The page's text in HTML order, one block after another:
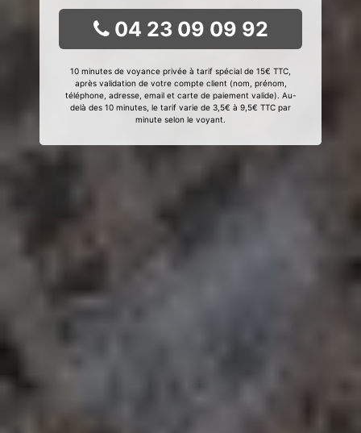
04 23 09 09 92
10 minutes de voyance privée à tarif spécial de 15€ TTC,
après validation de votre compte client (nom, prénom,
téléphone, adresse, email et carte de paiement valide). Au-
delà des 10 minutes, le tarif varie de 3,5€ à 9,5€ TTC par
minute selon le voyant.